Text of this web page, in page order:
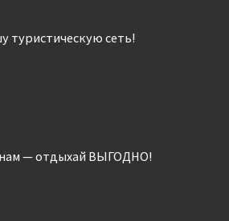
туристическую сеть!
— отдыхай ВЫГОДНО!